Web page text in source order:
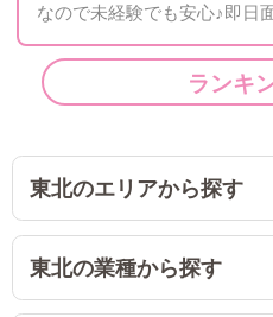
なので未経験でも安心♪即日
ランキ
東北のエリアから探す
東北の業種から探す